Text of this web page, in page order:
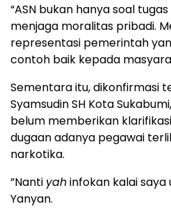
“ASN bukan hanya soal
menjaga moralitas pribadi.
representasi pemerintah
contoh baik kepada
Sementara itu, dikonfirmasi
Syamsudin SH Kota
belum memberikan
dugaan adanya pegawai
narkotika.
”Nanti yahinfokan kalai saya
Yanyan.